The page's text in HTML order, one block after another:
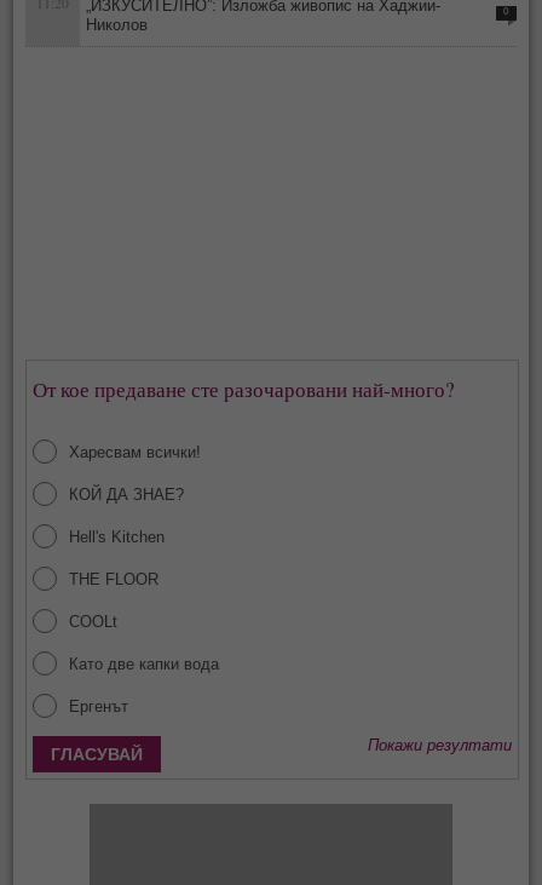
„ИЗКУСИТЕЛНО”: Изложба живопис на Хаджии-
Николов
0
От кое предаване сте разочаровани най-много?
Харесвам всички!
КОЙ ДА ЗНАЕ?
Hell's Kitchen
THE FLOOR
COOLt
Като две капки вода
Ергенът
Покажи резултати